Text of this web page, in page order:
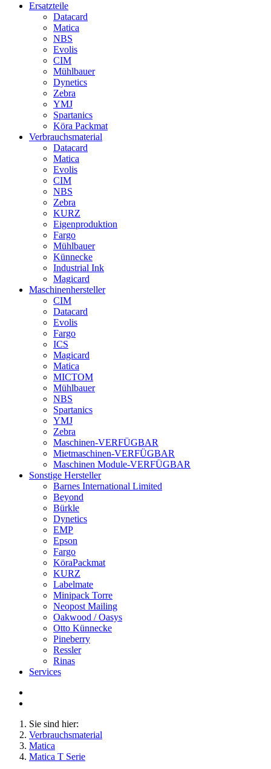
Ersatzteile
Datacard
Matica
NBS
Evolis
CIM
Mühlbauer
Dynetics
Zebra
YMJ
Spartanics
Köra Packmat
Verbrauchsmaterial
Datacard
Matica
Evolis
CIM
NBS
Zebra
KURZ
Eigenproduktion
Fargo
Mühlbauer
Künnecke
Industrial Ink
Magicard
Maschinenhersteller
CIM
Datacard
Evolis
Fargo
ICS
Magicard
Matica
MICTOM
Mühlbauer
NBS
Spartanics
YMJ
Zebra
Maschinen-VERFÜGBAR
Mietmaschinen-VERFÜGBAR
Maschinen Module-VERFÜGBAR
Sonstige Hersteller
Barnes International Limited
Beyond
Bürkle
Dynetics
EMP
Epson
Fargo
KöraPackmat
KURZ
Labelmate
Minipack Torre
Neopost Mailing
Oakwood / Oasys
Otto Künnecke
Pineberry
Ressler
Rinas
Services
Sie sind hier:
Verbrauchsmaterial
Matica
Matica T Serie